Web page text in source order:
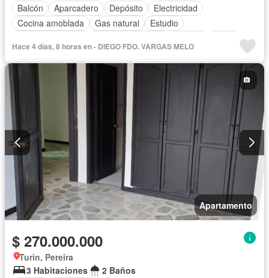
Balcón
Aparcadero Depósito
Electricidad
Cocina amoblada
Gas natural
Estudio
Tanque de agua
Patio Estudio
Hace 4 días, 8 horas en - DIEGO FDO. VARGAS MELO
Apartamento
$ 270.000.000
Turin, Pereira
3 Habitaciones
2 Baños